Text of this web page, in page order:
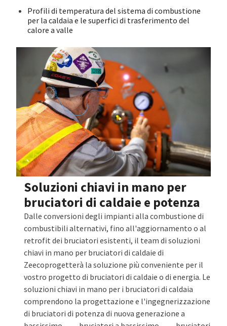
Profili di temperatura del sistema di combustione
per la caldaia e le superfici di trasferimento del
calore a valle
Soluzioni chiavi in mano per
bruciatori di caldaie e potenza
Dalle conversioni degli impianti alla combustione di
combustibili alternativi, fino all'aggiornamento o al
retrofit dei bruciatori esistenti, il team di soluzioni
chiavi in mano per bruciatori di caldaie di
Zeecoprogetterà la soluzione più conveniente per il
vostro progetto di bruciatori di caldaie o di energia. Le
soluzioni chiavi in mano per i bruciatori di caldaia
comprendono la progettazione e l'ingegnerizzazione
di bruciatori di potenza di nuova generazione a